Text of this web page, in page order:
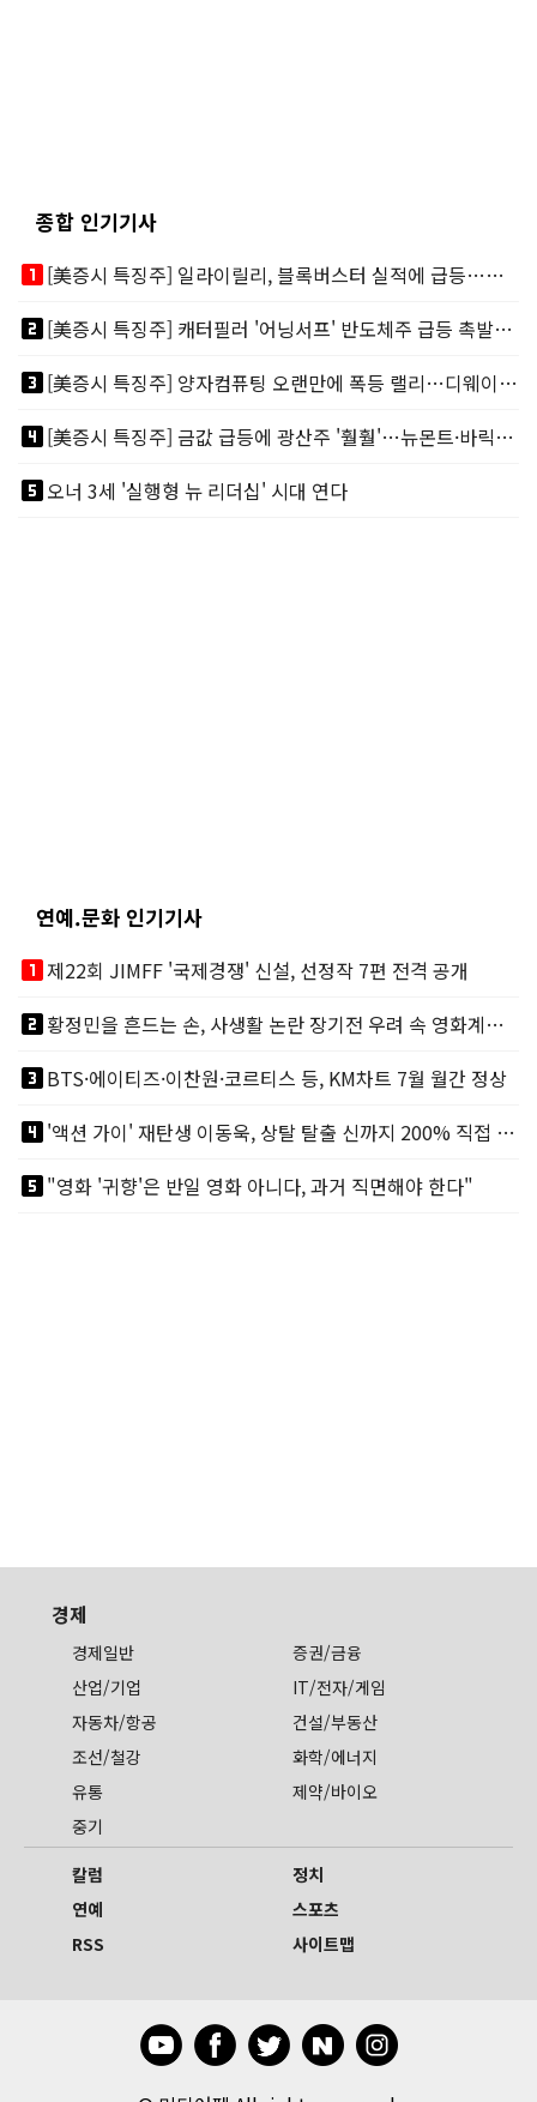
종합 인기기사
looks_one
[美증시 특징주] 일라이릴리, 블록버스터 실적에 급등…마운자로 매출 폭발
looks_two
[美증시 특징주] 캐터필러 '어닝서프' 반도체주 급등 촉발…"AI 데이터센터 건설 강력"
looks_3
[美증시 특징주] 양자컴퓨팅 오랜만에 폭등 랠리…디웨이브·아이온큐 주도
looks_4
[美증시 특징주] 금값 급등에 광산주 '훨훨'…뉴몬트·바릭마이닝 주도
looks_5오너 3세 '실행형 뉴 리더십' 시대 연다
연예.문화 인기기사
looks_one제22회 JIMFF '국제경쟁' 신설, 선정작 7편 전격 공개
looks_two
황정민을 흔드는 손, 사생활 논란 장기전 우려 속 영화계도 리스크
looks_3BTS·에이티즈·이찬원·코르티스 등, KM차트 7월 월간 정상
looks_4
'액션 가이' 재탄생 이동욱, 상탈 탈출 신까지 200% 직접 소화
looks_5"영화 '귀향'은 반일 영화 아니다, 과거 직면해야 한다"
경제
경제일반
증권/금융
산업/기업
IT/전자/게임
자동차/항공
건설/부동산
조선/철강
화학/에너지
유통
제약/바이오
중기
칼럼
정치
연예
스포츠
RSS
사이트맵